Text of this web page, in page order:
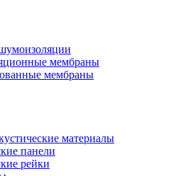
мембраны
мембраны
материалы
панели
рейки